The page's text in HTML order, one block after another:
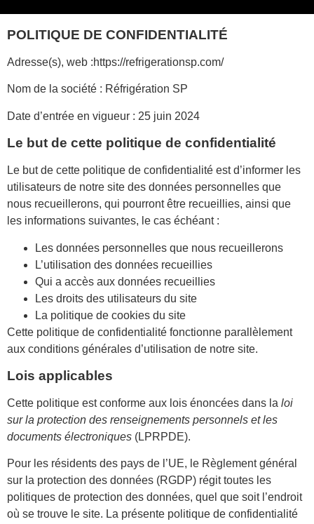
POLITIQUE DE CONFIDENTIALITÉ
Adresse(s), web :https://refrigerationsp.com/
Nom de la société : Réfrigération SP
Date d’entrée en vigueur : 25 juin 2024
Le but de cette politique de confidentialité
Le but de cette politique de confidentialité est d’informer les
utilisateurs de notre site des données personnelles que
nous recueillerons, qui pourront être recueillies, ainsi que
les informations suivantes, le cas échéant :
Les données personnelles que nous recueillerons
L’utilisation des données recueillies
Qui a accès aux données recueillies
Les droits des utilisateurs du site
La politique de cookies du site
Cette politique de confidentialité fonctionne parallèlement
aux conditions générales d’utilisation de notre site.
Lois applicables
Cette politique est conforme aux lois énoncées dans la loi
sur la protection des renseignements personnels et les
documents électroniques (LPRPDE).
Pour les résidents des pays de l’UE, le Règlement général
sur la protection des données (RGDP) régit toutes les
politiques de protection des données, quel que soit l’endroit
où se trouve le site. La présente politique de confidentialité